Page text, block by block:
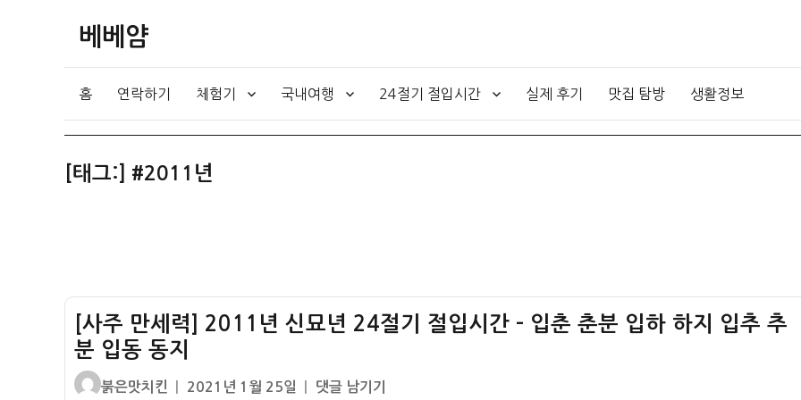
베베얌
홈 연락하기 체험기 국내여행 24절기 절입시간 실제 후기 맛집 탐방 생활정보
[태그:] #2011년
[사주 만세력] 2011년 신묘년 24절기 절입시간 – 입춘 춘분 입하 하지 입추 추
분 입동 동지
글
붉은맛치킨
작
2021년 1월 25일
[사
댓글 남기기